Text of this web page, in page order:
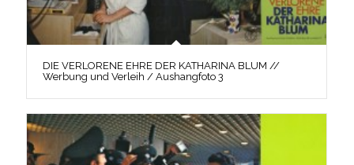
DIE VERLORENE EHRE DER KATHARINA BLUM //
Werbung und Verleih / Aushangfoto 3